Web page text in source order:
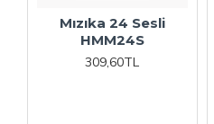
Mızıka 24 Sesli
HMM24S
309,60TL